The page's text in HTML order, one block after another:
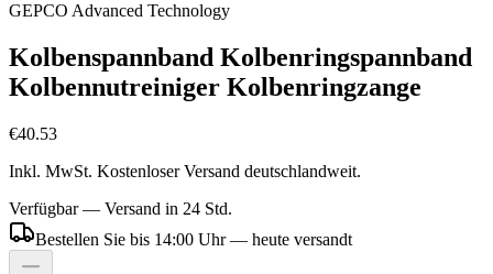
GEPCO Advanced Technology
Kolbenspannband Kolbenringspannband
Kolbennutreiniger Kolbenringzange
€40.53
Inkl. MwSt. Kostenloser Versand deutschlandweit.
Verfügbar — Versand in 24 Std.
Bestellen Sie bis 14:00 Uhr — heute versandt